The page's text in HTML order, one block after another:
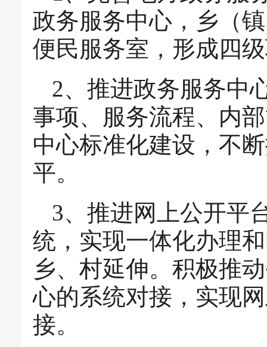
政务服务中心，乡（
便民服务室，形成四
2、推进政务服务中
事项、服务流程、内
中心标准化建设，不
平。
3、推进网上公开平
统，实现一体化办理
乡、村延伸。积极推
心的系统对接，实现
接。